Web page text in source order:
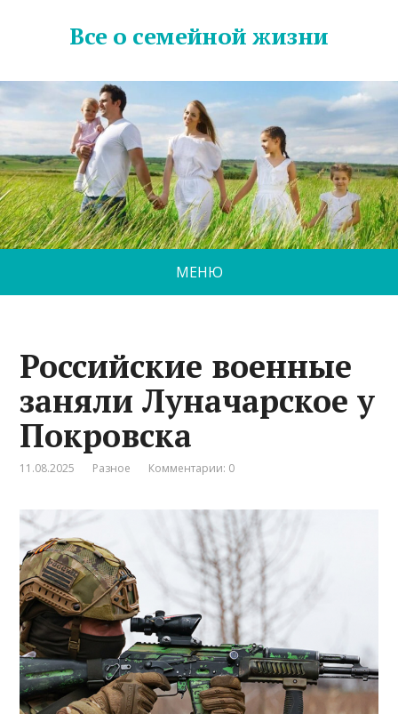
Все о семейной жизни
МЕНЮ
Российские военные
заняли Луначарское у
Покровска
11.08.2025 Разное Комментарии: 0